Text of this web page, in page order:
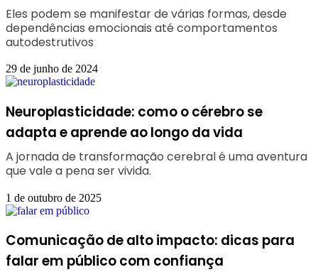
Eles podem se manifestar de várias formas, desde
dependências emocionais até comportamentos
autodestrutivos
29 de junho de 2024
Neuroplasticidade: como o cérebro se
adapta e aprende ao longo da vida
A jornada de transformação cerebral é uma aventura
que vale a pena ser vivida.
1 de outubro de 2025
Comunicação de alto impacto: dicas para
falar em público com confiança